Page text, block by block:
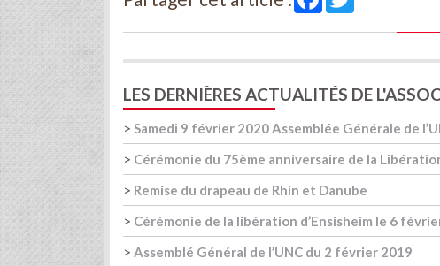
LES DERNIÈRES ACTUALITÉS DE
> Samedi 9 février 2020 Assemblée Générale de
> Cérémonie du 75ème anniversaire de la
> Remise du drapeau de Rhin et Danube
> Cérémonie de la libération d’Ensisheim le 6
> Assemblé Général de l’UNC du 2 février 2019